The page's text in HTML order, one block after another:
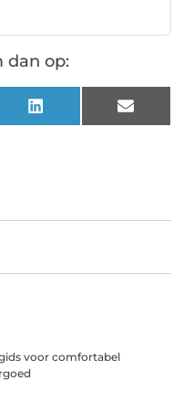
dan op:
LinkedIn Email
voor comfortabel